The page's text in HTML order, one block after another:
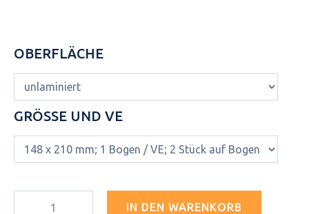
OBERFLÄCHE
GRÖSSE UND VE
IN DEN WARENKORB